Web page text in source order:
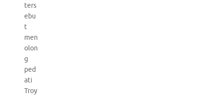
ters
ebu
t
men
olon
g
ped
ati
Troy